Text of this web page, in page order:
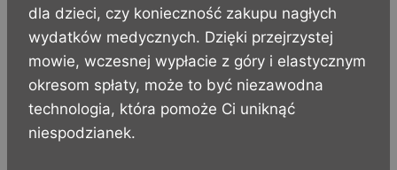
dla dzieci, czy konieczność zakupu nagłych
wydatków medycznych. Dzięki przejrzystej
mowie, wczesnej wypłacie z góry i elastycznym
okresom spłaty, może to być niezawodna
technologia, która pomoże Ci uniknąć
niespodzianek.